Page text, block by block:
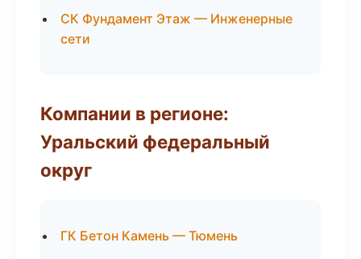
СК Фундамент Этаж — Инженерные
сети
Компании в регионе:
Уральский федеральный
округ
ГК Бетон Камень — Тюмень